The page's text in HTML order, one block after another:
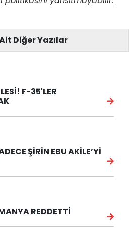
Diğer Yazılar
F-35'LER
ŞİRİN EBU AKİLE’Yİ
REDDETTİ